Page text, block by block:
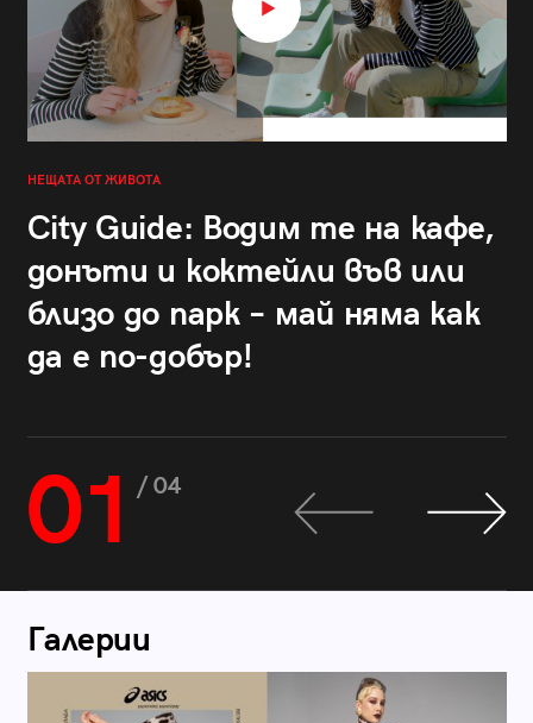
НЕЩАТА ОТ ЖИВОТА
City Guide: Водим те на кафе,
донъти и коктейли във или
близо до парк – май няма как
да е по-добър!
01 / 04
Галерии